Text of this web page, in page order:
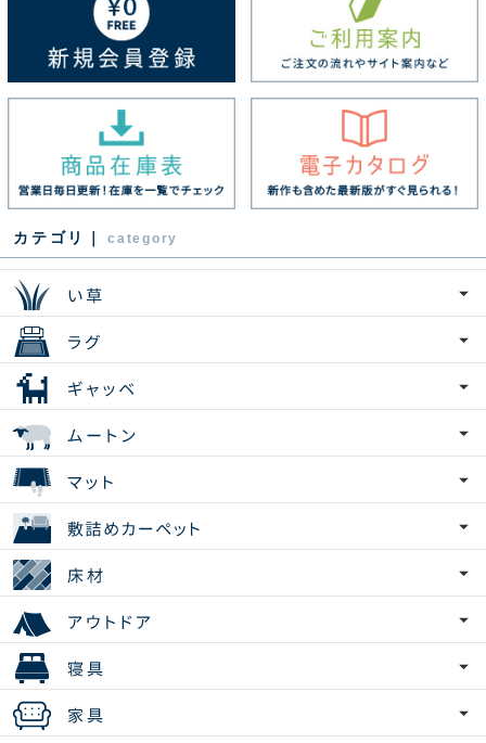
カテゴリ｜ category